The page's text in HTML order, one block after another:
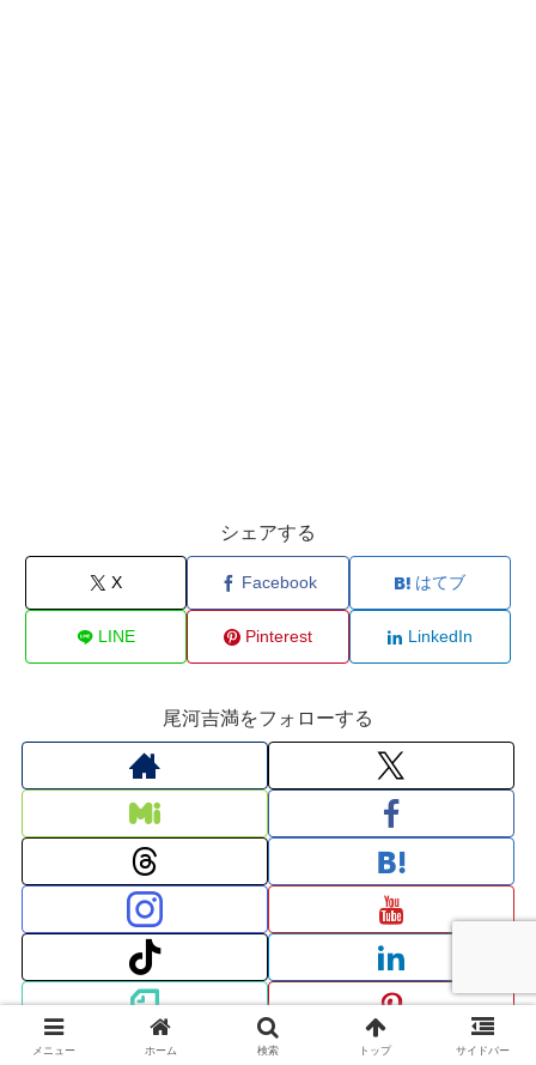
シェアする
X Facebook はてブ
LINE Pinterest LinkedIn
尾河吉満をフォローする
メニュー ホーム 検索 トップ サイドバー